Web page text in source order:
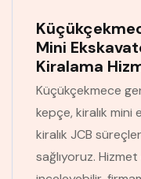
Mini
Kiralama
Küçükçekmece
kepçe, kiralık mini
kiralık JCB
sağlıyoruz.